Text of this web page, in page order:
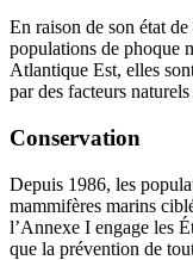
En raison de son état
populations de phoque
Atlantique Est, elles
par des facteurs
Conservation
Depuis 1986, les
mammifères marins
l’Annexe I engage les
que la prévention de